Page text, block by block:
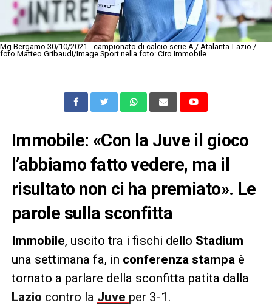
Mg Bergamo 30/10/2021 - campionato di calcio serie A / Atalanta-Lazio /
foto Matteo Gribaudi/Image Sport nella foto: Ciro Immobile
Immobile: «Con la Juve il gioco
l’abbiamo fatto vedere, ma il
risultato non ci ha premiato». Le
parole sulla sconfitta
Immobile, uscito tra i fischi dello Stadium
una settimana fa, in conferenza stampaè
tornato a parlare della sconfitta patita dalla
Lazio contro la Juve per 3-1.